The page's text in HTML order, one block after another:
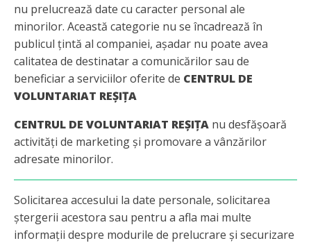
nu prelucrează date cu caracter personal ale
minorilor. Această categorie nu se încadrează în
publicul țintă al companiei, așadar nu poate avea
calitatea de destinatar a comunicărilor sau de
beneficiar a serviciilor oferite de CENTRUL DE
VOLUNTARIAT REȘIȚA
CENTRUL DE VOLUNTARIAT REȘIȚA nu desfășoară
activități de marketing și promovare a vânzărilor
adresate minorilor.
Solicitarea accesului la date personale, solicitarea
ștergerii acestora sau pentru a afla mai multe
informații despre modurile de prelucrare și securizare